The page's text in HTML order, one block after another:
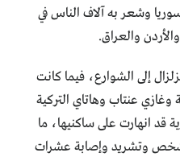
وشعر به آلاف الناس في
والعراق.
إلى الشوارع، فيما كانت
وغازي عنتاب وهاتاي التركية
قد انهارت على ساكنيها، ما
ما لا يقل عن 11 ألف شخص وتشريد وإصابة عشرات